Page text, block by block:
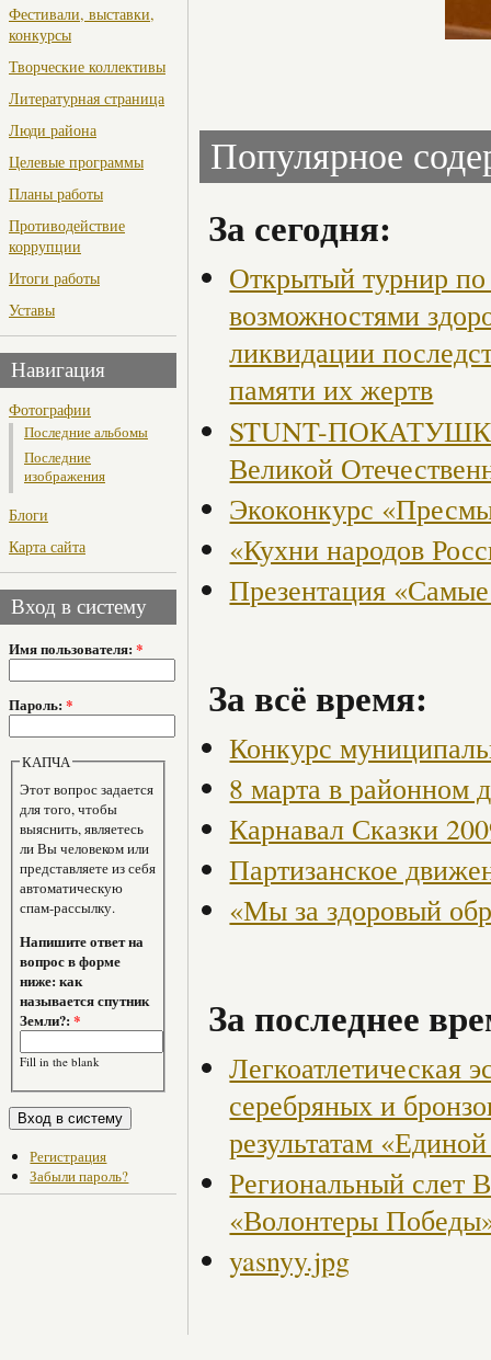
Фестивали, выставки,
конкурсы
Творческие коллективы
Литературная страница
Люди района
Целевые программы
Планы работы
Противодействие
коррупции
Итоги работы
Уставы
Навигация
Фотографии
Последние альбомы
Последние
изображения
Блоги
Карта сайта
Вход в систему
Имя пользователя: *
Пароль: *
КАПЧА
Этот вопрос задается
для того, чтобы
выяснить, являетесь
ли Вы человеком или
представляете из себя
автоматическую
спам-рассылку.
Напишите ответ на
вопрос в форме
ниже: как
называется спутник
Земли?:*
Fill in the blank
Регистрация
Забыли пароль?
Популярное
За сегодня:
Открытый турнир
возможностями
ликвидации
памяти их жертв
STUNT-
Великой
Экоконкурс
«Кухни народов
Презентация
За всё время:
Конкурс
8 марта в районном
Карнавал Сказки
Партизанское
«Мы за здоровый
За последнее
Легкоатлетическая
серебряных и
результатам
Региональный слет
«Волонтеры
yasnyy.jpg